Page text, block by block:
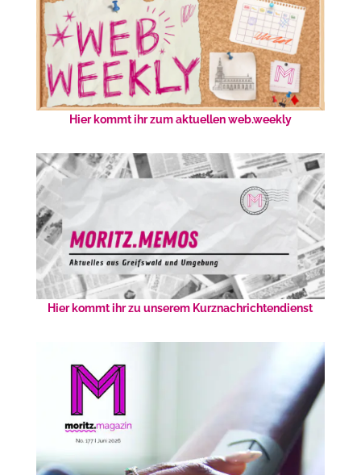
Hier kommt ihr zum aktuellen web.weekly
Hier kommt ihr zu unserem Kurznachrichtendienst